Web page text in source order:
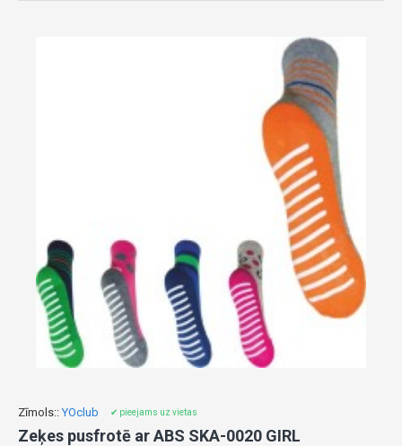
Zīmols:: YOclub ✔ pieejams uz vietas
Zeķes pusfrotē ar ABS SKA-0020 GIRL